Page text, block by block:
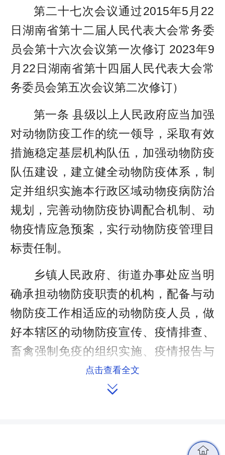
第二十七次会议通过2015年5月22
日湖南省第十二届人民代表大会常务委
员会第十六次会议第一次修订 2023年9
月22日湖南省第十四届人民代表大会常
务委员会第五次会议第二次修订）
第一条 县级以上人民政府应当加强
对动物防疫工作的统一领导，采取有效
措施稳定基层机构队伍，加强动物防疫
队伍建设，建立健全动物防疫体系，制
定并组织实施本行政区域动物疫病防治
规划，完善动物防疫协调配合机制、动
物疫情应急预案，实行动物防疫管理目
标责任制。
乡镇人民政府、街道办事处应当明
确承担动物防疫职责的机构，配备与动
物防疫工作相适应的动物防疫人员，做
好本辖区的动物防疫宣传、疫情排查、
畜禽强制免疫的组织实施、疫情报告与
应急处置、病死动物无害化处理等工
作，受委托开展动物和动物产品的检疫
点击查看全文
